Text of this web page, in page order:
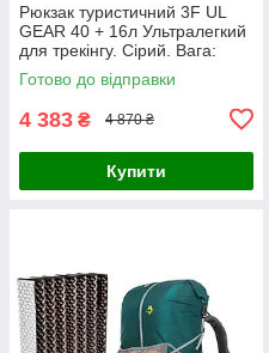
Рюкзак туристичний 3F UL
GEAR 40 + 16л Ультралегкий
для трекінгу. Сірий. Вага:
850г
Готово до відправки
4 383 ₴ 4 870 ₴
Купити